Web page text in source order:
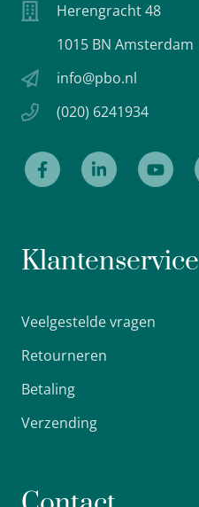
Herengracht 48
1015 BN Amsterdam
info@pbo.nl
(020) 6241934
Klantenservice
Veelgestelde vragen
Retourneren
Betaling
Verzending